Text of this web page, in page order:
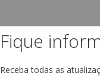
Fique
Receba todas as